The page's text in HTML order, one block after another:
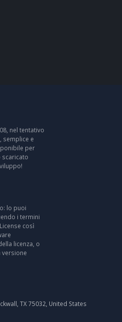
nel tentativo
semplice e
per
scaricato
lo puoi
i termini
così
licenza, o
versione
TX 75032, United States